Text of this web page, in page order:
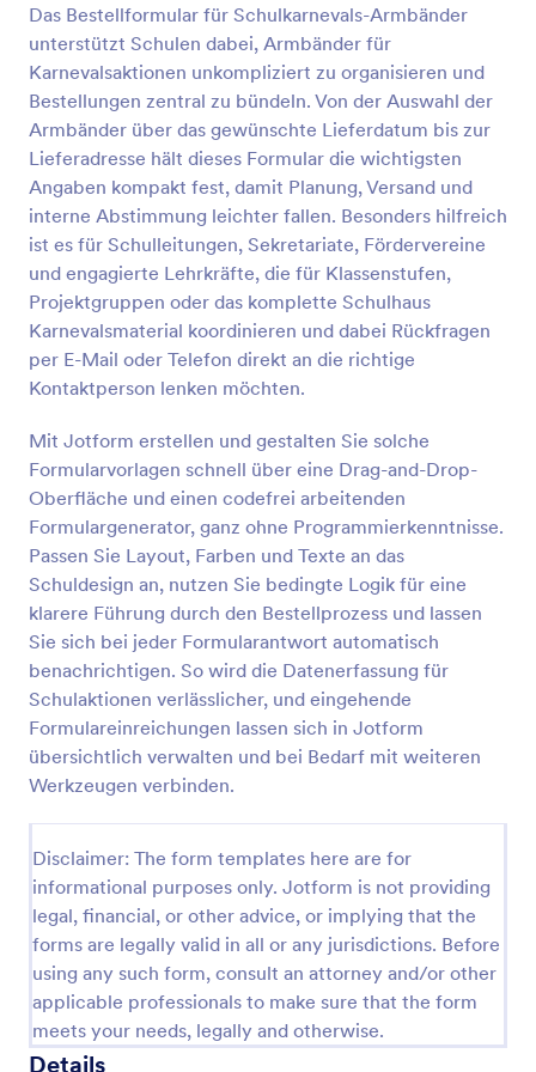
Das Bestellformular für Schulkarnevals-Armbänder
unterstützt Schulen dabei, Armbänder für
Karnevalsaktionen unkompliziert zu organisieren und
Bestellungen zentral zu bündeln. Von der Auswahl der
Armbänder über das gewünschte Lieferdatum bis zur
Lieferadresse hält dieses Formular die wichtigsten
Angaben kompakt fest, damit Planung, Versand und
interne Abstimmung leichter fallen. Besonders hilfreich
ist es für Schulleitungen, Sekretariate, Fördervereine
und engagierte Lehrkräfte, die für Klassenstufen,
Projektgruppen oder das komplette Schulhaus
Karnevalsmaterial koordinieren und dabei Rückfragen
per E-Mail oder Telefon direkt an die richtige
Kontaktperson lenken möchten.
Mit Jotform erstellen und gestalten Sie solche
Formularvorlagen schnell über eine Drag-and-Drop-
Oberfläche und einen codefrei arbeitenden
Formulargenerator, ganz ohne Programmierkenntnisse.
Passen Sie Layout, Farben und Texte an das
Schuldesign an, nutzen Sie bedingte Logik für eine
klarere Führung durch den Bestellprozess und lassen
Sie sich bei jeder Formularantwort automatisch
benachrichtigen. So wird die Datenerfassung für
Schulaktionen verlässlicher, und eingehende
Formulareinreichungen lassen sich in Jotform
übersichtlich verwalten und bei Bedarf mit weiteren
Werkzeugen verbinden.
Disclaimer: The form templates here are for
informational purposes only. Jotform is not providing
legal, financial, or other advice, or implying that the
forms are legally valid in all or any jurisdictions. Before
using any such form, consult an attorney and/or other
applicable professionals to make sure that the form
meets your needs, legally and otherwise.
Details
Vorschau
Einfaches Bestellformular
Ein einfaches Bestellformular ist eine Formvorlage,
die es Unternehmen ermöglicht, Bestellungen
effizient und reibungslos entgegenzunehmen.
Einfach anzupassen und zu verwenden, löst es
Probleme mit unübersichtlichen Bestellvorgängen
und ineffizienten Prozessen. Holen Sie sich jetzt Ihr
Bestellformular und optimieren Sie Ihr
Bestellungsmanagement!
Go to Category:
Bestellformulare
Vorlage verwenden